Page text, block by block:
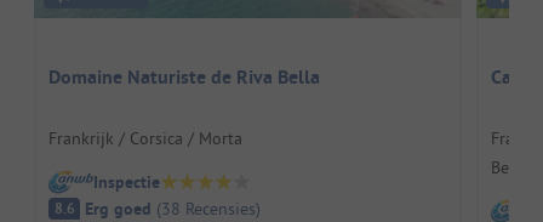
Domaine Naturiste de Riva Bella
Frankrijk / Corsica / Morta
Inspectie
8.6 Erg goed (38 Recensies)